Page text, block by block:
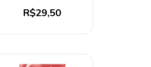
R$29,50